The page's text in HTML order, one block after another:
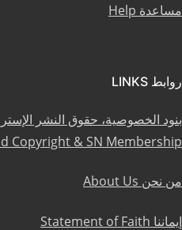
مساعدة Help
روابط LINKS
بنود الخصوصية، حقوق النشر
Copyright & SN Membership
من نحن About Us
إيماننا Statement of Faith